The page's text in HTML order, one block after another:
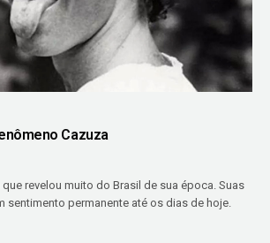
Cazuza
revelou muito do Brasil de sua época. Suas
sentimento permanente até os dias de hoje.